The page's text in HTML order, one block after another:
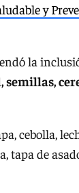
y
la
semillas,
cebolla,
tapa de